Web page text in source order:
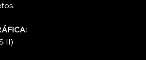
II)